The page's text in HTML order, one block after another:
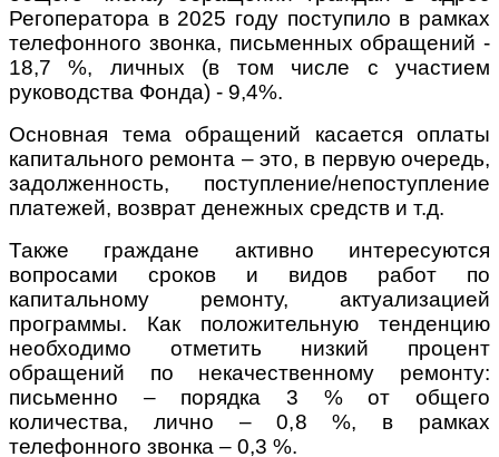
Регоператора в 2025 году поступило в рамках
телефонного звонка, письменных обращений -
18,7 %, личных (в том числе с участием
руководства Фонда) - 9,4%.
Основная тема обращений касается оплаты
капитального ремонта – это, в первую очередь,
задолженность, поступление/непоступление
платежей, возврат денежных средств и т.д.
Также граждане активно интересуются
вопросами сроков и видов работ по
капитальному ремонту, актуализацией
программы. Как положительную тенденцию
необходимо отметить низкий процент
обращений по некачественному ремонту:
письменно – порядка 3 % от общего
количества, лично – 0,8 %, в рамках
телефонного звонка – 0,3 %.